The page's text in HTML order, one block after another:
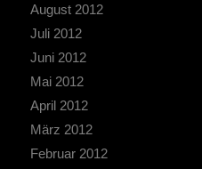
August 2012
Juli 2012
Juni 2012
Mai 2012
April 2012
März 2012
Februar 2012